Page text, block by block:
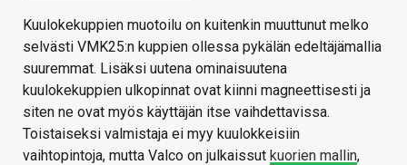
Kuulokekuppien muotoilu on kuitenkin muuttunut melko
selvästi VMK25:n kuppien ollessa pykälän edeltäjämallia
suuremmat. Lisäksi uutena ominaisuutena
kuulokekuppien ulkopinnat ovat kiinni magneettisesti ja
siten ne ovat myös käyttäjän itse vaihdettavissa.
Toistaiseksi valmistaja ei myy kuulokkeisiin
vaihtopintoja, mutta Valco on julkaissut kuorien mallin,